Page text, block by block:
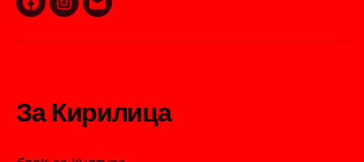
Facebook
Instagram
Email
За Кирилица